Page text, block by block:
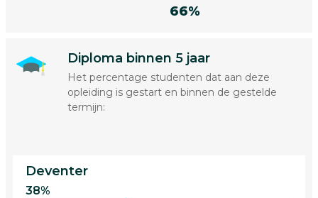
66%
Diploma binnen 5 jaar
Het percentage studenten dat aan deze
opleiding is gestart en binnen de gestelde
termijn:
Deventer
38%